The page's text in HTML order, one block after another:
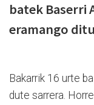
batek Baserri
eramango
Bakarrik 16 urte
dute sarrera.